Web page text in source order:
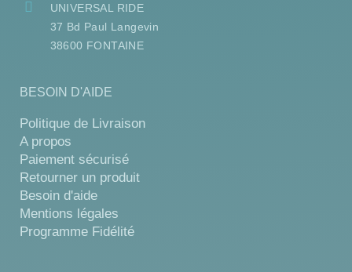
UNIVERSAL RIDE
37 Bd Paul Langevin
38600 FONTAINE
BESOIN D'AIDE
Politique de Livraison
A propos
Paiement sécurisé
Retourner un produit
Besoin d'aide
Mentions légales
Programme Fidélité